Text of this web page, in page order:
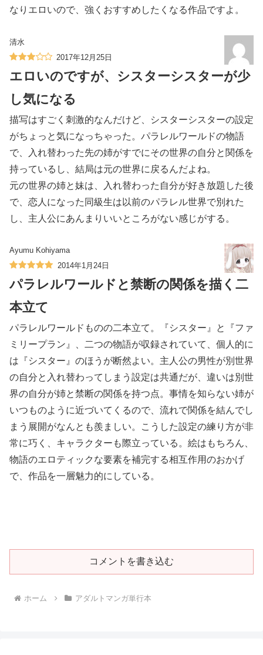
なりエロいので、強くおすすめしたくなる作品ですよ。
清水
2017年12月25日
エロいのですが、シスターシスターが少
し気になる
描写はすごく刺激的なんだけど、シスターシスターの設定
がちょっと気になっちゃった。パラレルワールドの物語
で、入れ替わった先の姉がすでにその世界の自分と関係を
持っているし、結局は元の世界に戻るんだよね。
元の世界の姉と妹は、入れ替わった自分が好き放題した後
で、恋人になった同級生は以前のパラレル世界で別れた
し、主人公にあんまりいいところがない感じがする。
Ayumu Kohiyama
2014年1月24日
パラレルワールドと禁断の関係を描く二
本立て
パラレルワールドものの二本立て。『シスター』と『ファ
ミリープラン』、二つの物語が収録されていて、個人的に
は『シスター』のほうが断然よい。主人公の男性が別世界
の自分と入れ替わってしまう設定は共通だが、違いは別世
界の自分が姉と禁断の関係を持つ点。事情を知らない姉が
いつものように近づいてくるので、流れで関係を結んでし
まう展開がなんとも羨ましい。こうした設定の練り方が非
常に巧く、キャラクターも際立っている。絵はもちろん、
物語のエロティックな要素を補完する相互作用のおかげ
で、作品を一層魅力的にしている。
コメントを書き込む
ホーム アダルトマンガ単行本